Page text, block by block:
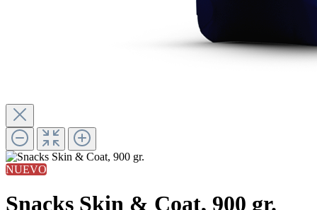
NUEVO
Snacks Skin & Coat, 900 gr.